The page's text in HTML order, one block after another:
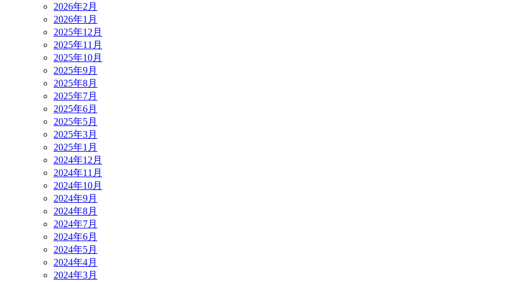
2026年2月
2026年1月
2025年12月
2025年11月
2025年10月
2025年9月
2025年8月
2025年7月
2025年6月
2025年5月
2025年3月
2025年1月
2024年12月
2024年11月
2024年10月
2024年9月
2024年8月
2024年7月
2024年6月
2024年5月
2024年4月
2024年3月